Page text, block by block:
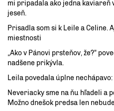
mi pripadala ako jedna kaviareň
jeseň.
Prisadla som si k Leile a Celine.
miestnosti
„Ako v Pánovi prsteňov, že?"
nadšene prikývla.
Leila povedala úplne nechápavo:
Neveriacky sme na ňu hľadeli a
Možno dnešok predsa len